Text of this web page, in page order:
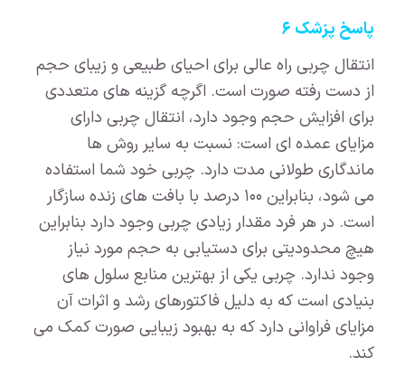
پاسخ پزشک ۶
انتقال چربی راه عالی برای احیای طبیعی و زیبای حجم
از دست رفته صورت است. اگرچه گزینه های متعددی
برای افزایش حجم وجود دارد، انتقال چربی دارای
مزایای عمده ای است: نسبت به سایر روش ها
ماندگاری طولانی مدت دارد. چربی خود شما استفاده
می شود، بنابراین ۱۰۰ درصد با بافت های زنده سازگار
است. در هر فرد مقدار زیادی چربی وجود دارد بنابراین
هیچ محدودیتی برای دستیابی به حجم مورد نیاز
وجود ندارد. چربی یکی از بهترین منابع سلول های
بنیادی است که به دلیل فاکتورهای رشد و اثرات آن
مزایای فراوانی دارد که به بهبود زیبایی صورت کمک می
کند.